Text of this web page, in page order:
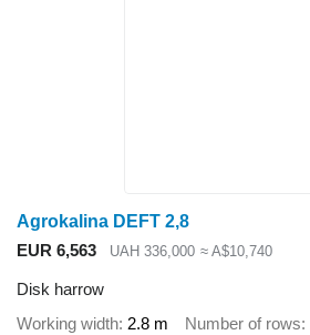
Agrokalina DEFT 2,8
EUR 6,563
UAH 336,000 ≈ A$10,740
Disk harrow
Working width 2.8 m Number of rows